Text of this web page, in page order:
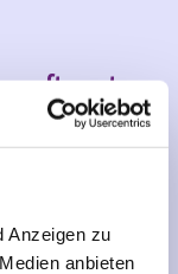
Anzeigen zu
anbieten